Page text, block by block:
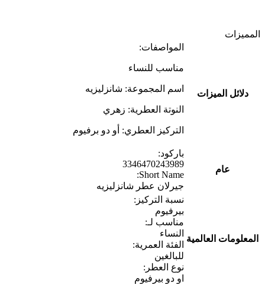
المميزات
دلائل الميزات
المواصفات:
مناسب للنساء
اسم المجموعة: شانزليزيه
النوتة العطرية: زهري
التركيز العطري: أو دو برفيوم
عام
باركود:
3346470243989
Short Name:
جيرلان عطر شانزليزيه
المعلومات العالمية
نسبة التركيز:
بيرفيوم
مناسب لـ:
النساء
الفئة العمرية:
للبالغين
نوع العطر:
او دو بيرفيوم